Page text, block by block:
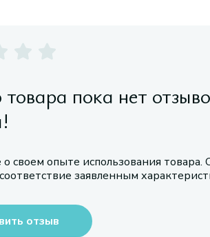
товара пока нет
о своем опыте использования
заявленным
отзыв